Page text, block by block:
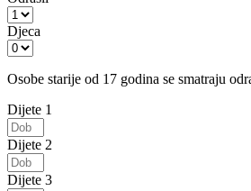
Djeca
Osobe starije od 17 godina se smatraju
Dijete 1
Dijete 2
Dijete 3